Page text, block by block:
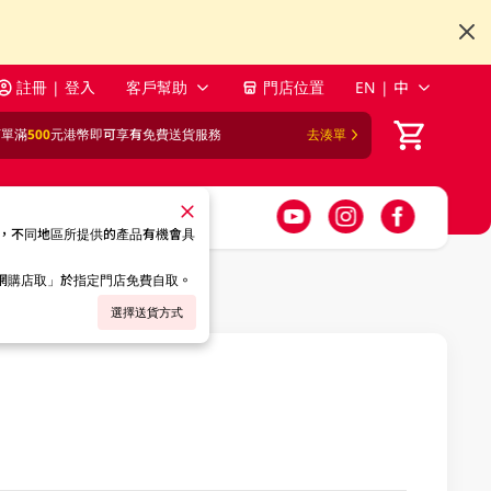
註冊 | 登入 客戶幫助 門店位置 EN | 中
滿500元港幣即可享有免費送貨服務 去湊單
不同地區所提供的產品有機會具
店取」於指定門店免費自取。
選擇送貨方式